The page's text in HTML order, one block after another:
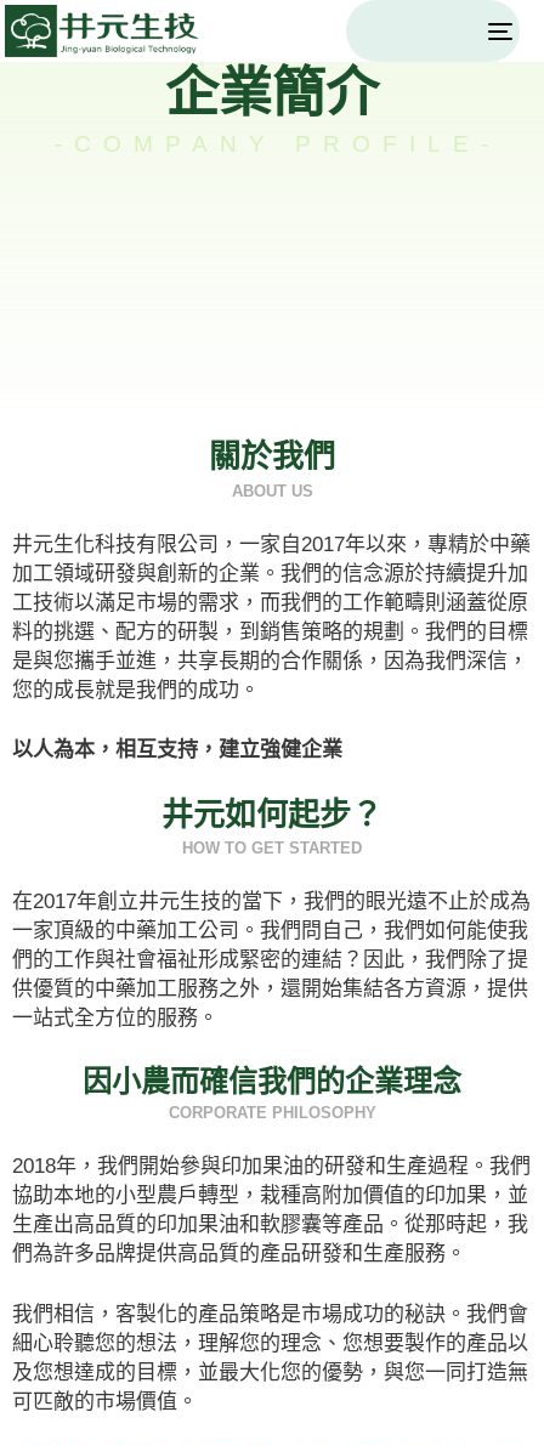
企業簡介
-COMPANY PROFILE-
關於我們
ABOUT US
井元生化科技有限公司 ，一家自2017年以來，專精於中藥
加工領域研發與創新的企業。我們的信念源於持續提升加
工技術以滿足市場的需求，而我們的工作範疇則涵蓋從原
料的挑選、配方的研製，到銷售策略的規劃。我們的目標
是與您攜手並進，共享長期的合作關係，因為我們深信，
您的成長就是我們的成功。
以人為本，相互支持，建立強健企業
井元如何起步？
HOW TO GET STARTED
在2017年創立井元生技的當下，我們的眼光遠不止於成為
一家頂級的中藥加工公司。我們問自己，我們如何能使我
們的工作與社會福祉形成緊密的連結？因此，我們除了提
供優質的中藥加工服務之外，還開始集結各方資源，提供
一站式全方位的服務。
因小農而確信我們的企業理念
CORPORATE PHILOSOPHY
2018年，我們開始參與印加果油的研發和生產過程。我們
協助本地的小型農戶轉型，栽種高附加價值的印加果，並
生產出高品質的印加果油和軟膠囊等產品。從那時起，我
們為許多品牌提供高品質的產品研發和生產服務。
我們相信，客製化的產品策略是市場成功的秘訣。我們會
細心聆聽您的想法，理解您的理念、您想要製作的產品以
及您想達成的目標，並最大化您的優勢，與您一同打造無
可匹敵的市場價值。